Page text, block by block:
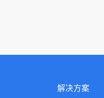
解决方案